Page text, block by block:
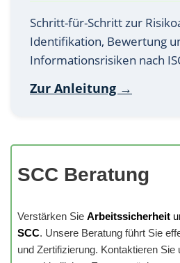
Schritt-für-Schritt zur
Identifikation, Bewertung
Informationsrisiken nach
Zur Anleitung →
SCC Beratung
Verstärken Sie Arbeitssicherheit
SCC. Unsere Beratung führt Sie
und Zertifizierung. Kontaktieren Sie